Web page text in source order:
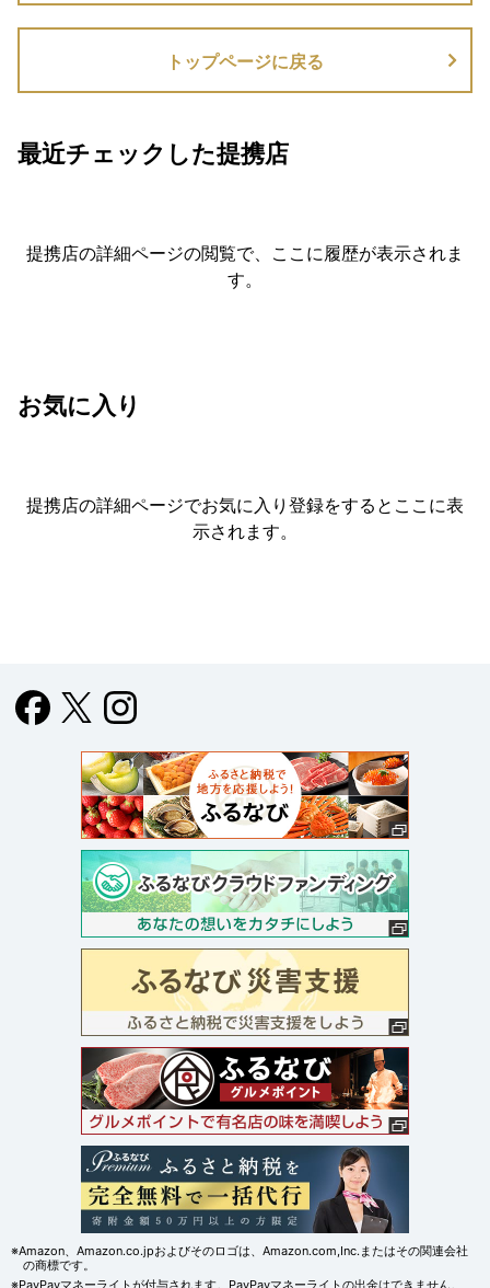
トップページに戻る
最近チェックした提携店
提携店の詳細ページの閲覧で、ここに履歴が表示されま
す。
お気に入り
提携店の詳細ページでお気に入り登録をすると ここに表
示されます。
※Amazon、Amazon.co.jpおよびそのロゴは、Amazon.com,Inc.またはその関連会社
の商標です。
※PayPayマネーライトが付与されます。PayPayマネーライトの出金はできません。